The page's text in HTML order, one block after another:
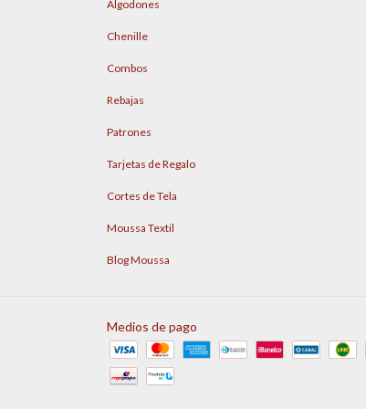
Algodones
Chenille
Combos
Rebajas
Patrones
Tarjetas de Regalo
Cortes de Tela
Moussa Textil
Blog Moussa
Medios de pago